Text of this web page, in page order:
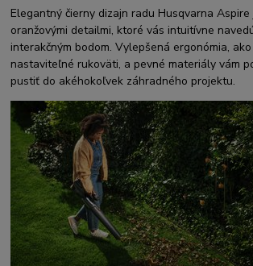
Elegantný čierny dizajn radu Husqvarna
oranžovými detailmi, ktoré vás intuitívne
interakčným bodom. Vylepšená ergonómia,
nastaviteľné rukoväti, a pevné materiály vám
pustiť do akéhokoľvek záhradného projektu.